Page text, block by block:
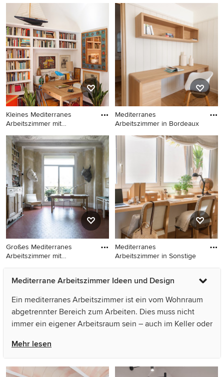
Geräumiges Mediterranes
Lesezimmer mit beiger
Wandfarbe und beigem
Boden in Sonstige
Mediterranes Nähzimmer mit
weißer Wandfarbe,
Betonboden, freistehendem
Schreibtisch und beigem
Boden in Mailand
Kleines Mediterranes
Arbeitszimmer mit
Kleines Mediterranes
Arbeitszimmer mit
Arbeitsplatz, weißer
Wandfarbe und
freistehendem Schreibtisch
in Madrid
Mediterranes
Arbeitszimmer in Bordeaux
Mediterranes Arbeitszimmer
in Bordeaux
Großes Mediterranes
Arbeitszimmer mit
Großes Mediterranes
Arbeitszimmer mit
Wandfarbe und
freistehendem Schreibtisch
in Marseille
Mediterranes
Arbeitszimmer in Sonstige
Mediterranes Arbeitszimmer
in Sonstige
Mediterrane Arbeitszimmer Ideen und Design
Ein mediterranes Arbeitszimmer ist ein vom Wohnraum
abgetrennter Bereich zum Arbeiten. Dies muss nicht
immer ein eigener Arbeitsraum sein – auch im Keller oder
Büro oder Home Office einrichten. Je nachdem, welche
Art von Arbeit Sie verrichten, können Sie Ihren
Schreibtisch auch im Wohnzimmer oder einem anderen
Mehr lesen